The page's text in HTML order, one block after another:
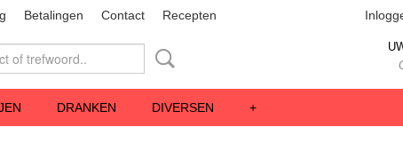
Betalingen Contact Recepten
DRANKEN DIVERSEN +